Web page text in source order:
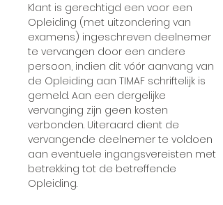
Klant is gerechtigd een voor een
Opleiding (met uitzondering van
examens) ingeschreven deelnemer
te vervangen door een andere
persoon, indien dit vóór aanvang van
de Opleiding aan TIMAF schriftelijk is
gemeld. Aan een dergelijke
vervanging zijn geen kosten
verbonden. Uiteraard dient de
vervangende deelnemer te voldoen
aan eventuele ingangsvereisten met
betrekking tot de betreffende
Opleiding.